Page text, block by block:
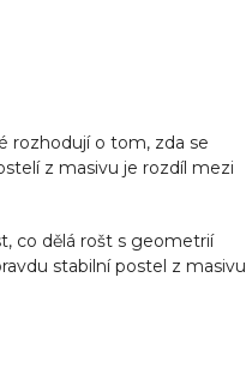
rozhodují o tom, zda se
z masivu je rozdíl mezi
co dělá rošt s geometrií
stabilní postel z masivu